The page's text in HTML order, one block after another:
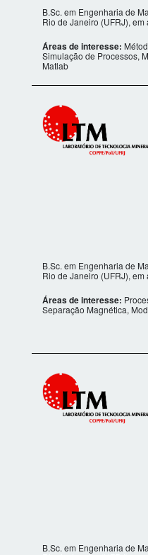
B.Sc. em Engenharia de
Rio de Janeiro (UFRJ), em
Áreas de interesse:
Simulação de Processos,
Matlab
B.Sc. em Engenharia de
Rio de Janeiro (UFRJ), em
Áreas de interesse:
Separação Magnética,
B.Sc. em Engenharia de